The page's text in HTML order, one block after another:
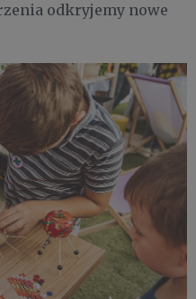
odkryjemy nowe